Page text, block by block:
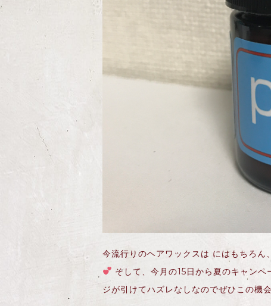
今流行りのヘアワックスは にはもちろん
そして、今月の15日から夏のキャン
ジが引けてハズレなしなのでぜひこの機